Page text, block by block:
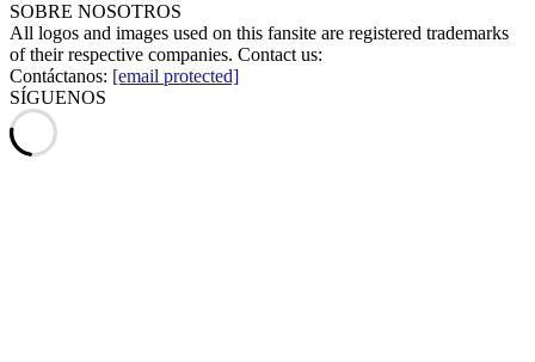
SOBRE NOSOTROS
All logos and images used on this fansite are registered trademarks
of their respective companies. Contact us:
Contáctanos: [email protected]
SÍGUENOS